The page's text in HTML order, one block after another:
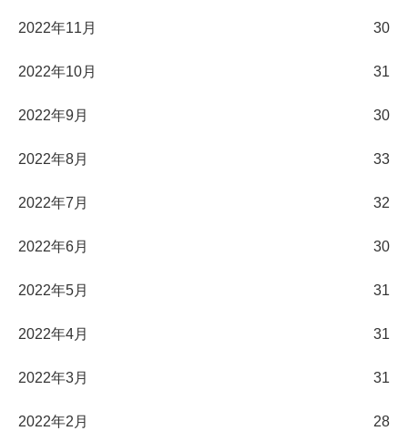
2022年11月 30
2022年10月 31
2022年9月 30
2022年8月 33
2022年7月 32
2022年6月 30
2022年5月 31
2022年4月 31
2022年3月 31
2022年2月 28